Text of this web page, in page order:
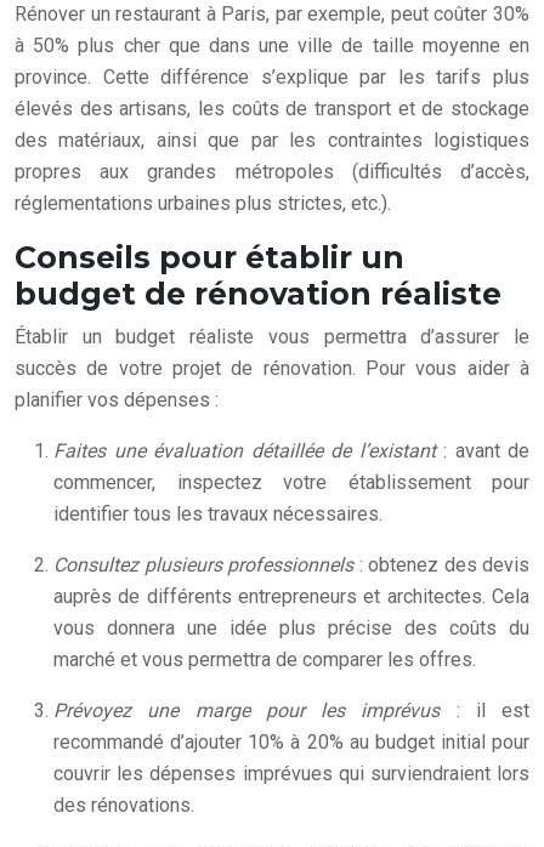
Rénover un restaurant à Paris, par exemple, peut coûter 30%
à 50% plus cher que dans une ville de taille moyenne en
province. Cette différence s’explique par les tarifs plus
élevés des artisans, les coûts de transport et de stockage
des matériaux, ainsi que par les contraintes logistiques
propres aux grandes métropoles (difficultés d’accès,
réglementations urbaines plus strictes, etc.).
Conseils pour établir un
budget de rénovation réaliste
Établir un budget réaliste vous permettra d’assurer le
succès de votre projet de rénovation. Pour vous aider à
planifier vos dépenses :
Faites une évaluation détaillée de l’existant: avant de
commencer, inspectez votre établissement pour
identifier tous les travaux nécessaires.
Consultez plusieurs professionnels: obtenez des devis
auprès de différents entrepreneurs et architectes. Cela
vous donnera une idée plus précise des coûts du
marché et vous permettra de comparer les offres.
Prévoyez une marge pour les imprévus: il est
recommandé d’ajouter 10% à 20% au budget initial pour
couvrir les dépenses imprévues qui surviendraient lors
des rénovations.